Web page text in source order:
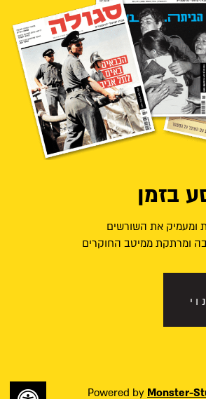
בזמן
ומעמיק את השורשים
ומרתקת ממיטב החוקרים
Powered by Monster-